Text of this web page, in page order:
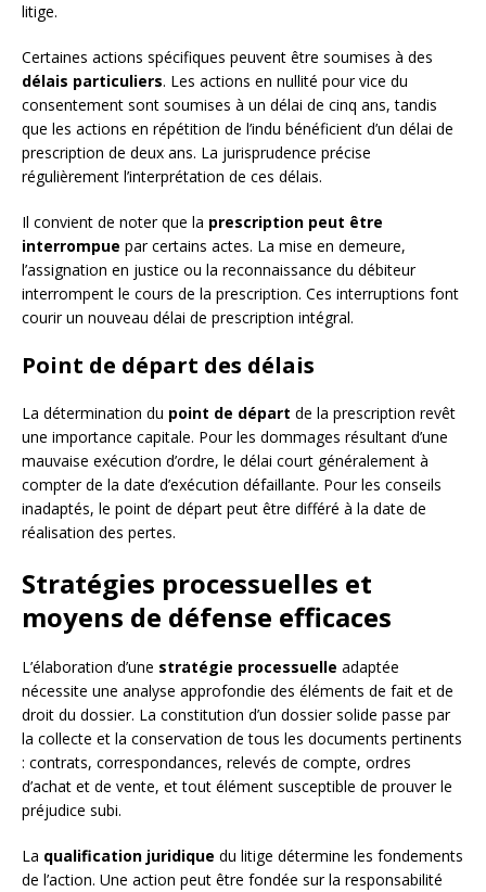
litige.
Certaines actions spécifiques peuvent être soumises à des
délais particuliers. Les actions en nullité pour vice du
consentement sont soumises à un délai de cinq ans, tandis
que les actions en répétition de l’indu bénéficient d’un délai de
prescription de deux ans. La jurisprudence précise
régulièrement l’interprétation de ces délais.
Il convient de noter que la prescription peut être
interrompue par certains actes. La mise en demeure,
l’assignation en justice ou la reconnaissance du débiteur
interrompent le cours de la prescription. Ces interruptions font
courir un nouveau délai de prescription intégral.
Point de départ des délais
La détermination du point de départ de la prescription revêt
une importance capitale. Pour les dommages résultant d’une
mauvaise exécution d’ordre, le délai court généralement à
compter de la date d’exécution défaillante. Pour les conseils
inadaptés, le point de départ peut être différé à la date de
réalisation des pertes.
Stratégies processuelles et
moyens de défense efficaces
L’élaboration d’une stratégie processuelle adaptée
nécessite une analyse approfondie des éléments de fait et de
droit du dossier. La constitution d’un dossier solide passe par
la collecte et la conservation de tous les documents pertinents
: contrats, correspondances, relevés de compte, ordres
d’achat et de vente, et tout élément susceptible de prouver le
préjudice subi.
La qualification juridique du litige détermine les fondements
de l’action. Une action peut être fondée sur la responsabilité